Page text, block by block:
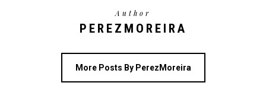
Author
PEREZMOREIRA
More Posts By PerezMoreira